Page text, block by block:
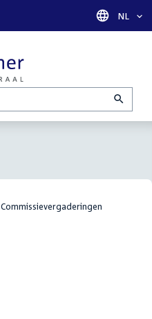
Taal
NL
Commissievergaderingen